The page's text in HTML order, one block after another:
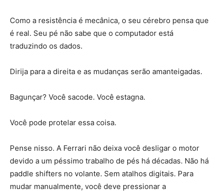
Como a resistência é mecânica, o seu cérebro pensa que
é real. Seu pé não sabe que o computador está
traduzindo os dados.
Dirija para a direita e as mudanças serão amanteigadas.
Bagunçar? Você sacode. Você estagna.
Você pode protelar essa coisa.
Pense nisso. A Ferrari não deixa você desligar o motor
devido a um péssimo trabalho de pés há décadas. Não há
paddle shifters no volante. Sem atalhos digitais. Para
mudar manualmente, você deve pressionar a